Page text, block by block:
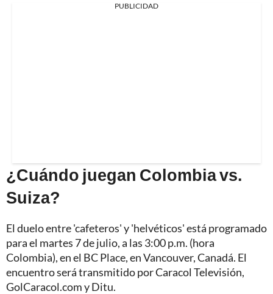
PUBLICIDAD
¿Cuándo juegan Colombia vs.
Suiza?
El duelo entre 'cafeteros' y 'helvéticos' está programado
para el martes 7 de julio, a las 3:00 p.m. (hora
Colombia), en el BC Place, en Vancouver, Canadá. El
encuentro será transmitido por Caracol Televisión,
GolCaracol.com y Ditu.